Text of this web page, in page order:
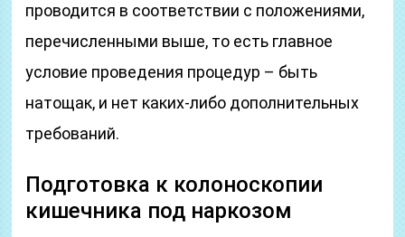
проводится в соответствии с положениями,
перечисленными выше, то есть главное
условие проведения процедур – быть
натощак, и нет каких-либо дополнительных
требований.
Подготовка к колоноскопии
кишечника под наркозом